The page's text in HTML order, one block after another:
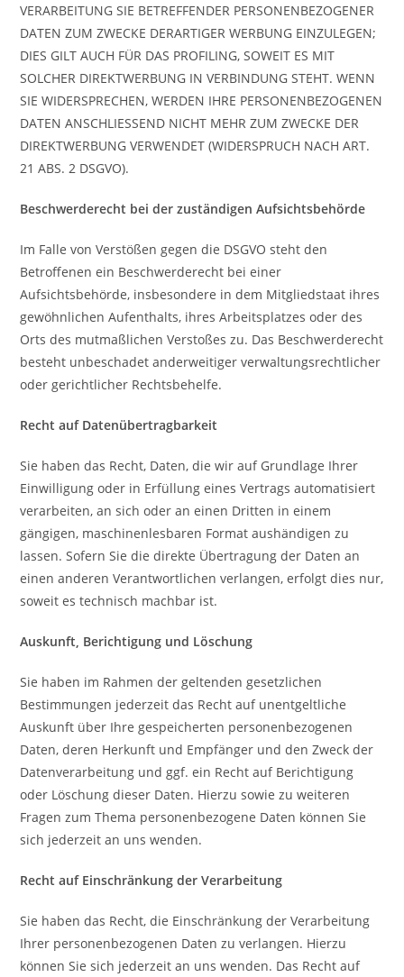
VERARBEITUNG SIE BETREFFENDER PERSONENBEZOGENER
DATEN ZUM ZWECKE DERARTIGER WERBUNG EINZULEGEN;
DIES GILT AUCH FÜR DAS PROFILING, SOWEIT ES MIT
SOLCHER DIREKTWERBUNG IN VERBINDUNG STEHT. WENN
SIE WIDERSPRECHEN, WERDEN IHRE PERSONENBEZOGENEN
DATEN ANSCHLIESSEND NICHT MEHR ZUM ZWECKE DER
DIREKTWERBUNG VERWENDET (WIDERSPRUCH NACH ART.
21 ABS. 2 DSGVO).
Beschwerderecht bei der zuständigen Aufsichtsbehörde
Im Falle von Verstößen gegen die DSGVO steht den
Betroffenen ein Beschwerderecht bei einer
Aufsichtsbehörde, insbesondere in dem Mitgliedstaat ihres
gewöhnlichen Aufenthalts, ihres Arbeitsplatzes oder des
Orts des mutmaßlichen Verstoßes zu. Das Beschwerderecht
besteht unbeschadet anderweitiger verwaltungsrechtlicher
oder gerichtlicher Rechtsbehelfe.
Recht auf Datenübertragbarkeit
Sie haben das Recht, Daten, die wir auf Grundlage Ihrer
Einwilligung oder in Erfüllung eines Vertrags automatisiert
verarbeiten, an sich oder an einen Dritten in einem
gängigen, maschinenlesbaren Format aushändigen zu
lassen. Sofern Sie die direkte Übertragung der Daten an
einen anderen Verantwortlichen verlangen, erfolgt dies nur,
soweit es technisch machbar ist.
Auskunft, Berichtigung und Löschung
Sie haben im Rahmen der geltenden gesetzlichen
Bestimmungen jederzeit das Recht auf unentgeltliche
Auskunft über Ihre gespeicherten personenbezogenen
Daten, deren Herkunft und Empfänger und den Zweck der
Datenverarbeitung und ggf. ein Recht auf Berichtigung
oder Löschung dieser Daten. Hierzu sowie zu weiteren
Fragen zum Thema personenbezogene Daten können Sie
sich jederzeit an uns wenden.
Recht auf Einschränkung der Verarbeitung
Sie haben das Recht, die Einschränkung der Verarbeitung
Ihrer personenbezogenen Daten zu verlangen. Hierzu
können Sie sich jederzeit an uns wenden. Das Recht auf